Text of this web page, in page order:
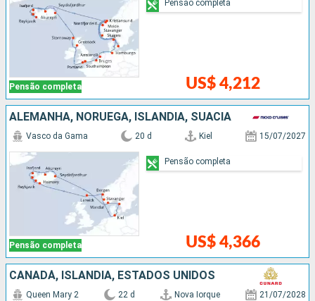
Pensão completa US$ 4,212
Pensão completa
ALEMANHA, NORUEGA, ISLÂNDIA, SUÃCIA
Pensão completa
Vasco da Gama 20 d Kiel 15/07/2027
US$ 4,366
Pensão completa
CANADÁ, ISLÂNDIA, ESTADOS UNIDOS
Queen Mary 2 22 d Nova Iorque 21/07/2028